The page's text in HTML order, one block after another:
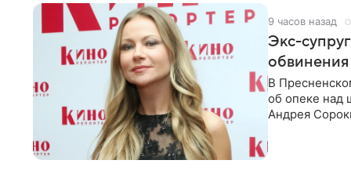
9 часов назад
Экс-
обвинения
В
об опеке над
Андрея